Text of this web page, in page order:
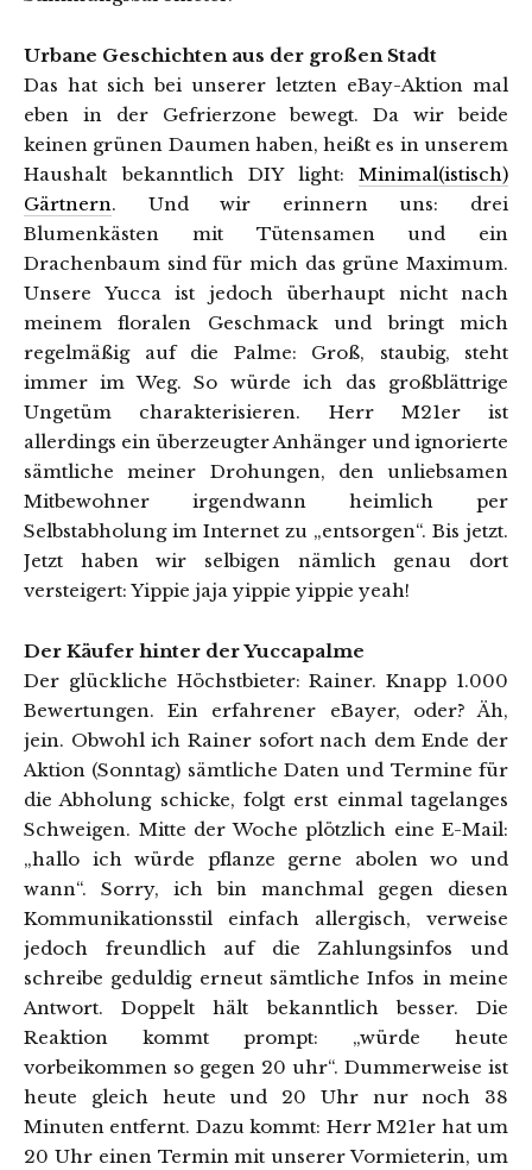
Urbane Geschichten aus der großen Stadt
Das hat sich bei unserer letzten eBay-Aktion mal
eben in der Gefrierzone bewegt. Da wir beide
keinen grünen Daumen haben, heißt es in unserem
Haushalt bekanntlich DIY light: Minimal(istisch)
Gärtnern. Und wir erinnern uns: drei
Blumenkästen mit Tütensamen und ein
Drachenbaum sind für mich das grüne Maximum.
Unsere Yucca ist jedoch überhaupt nicht nach
meinem floralen Geschmack und bringt mich
regelmäßig auf die Palme: Groß, staubig, steht
immer im Weg. So würde ich das großblättrige
Ungetüm charakterisieren. Herr M21er ist
allerdings ein überzeugter Anhänger und ignorierte
sämtliche meiner Drohungen, den unliebsamen
Mitbewohner irgendwann heimlich per
Selbstabholung im Internet zu „entsorgen“. Bis jetzt.
Jetzt haben wir selbigen nämlich genau dort
versteigert: Yippie jaja yippie yippie yeah!
Der Käufer hinter der Yuccapalme
Der glückliche Höchstbieter: Rainer. Knapp 1.000
Bewertungen. Ein erfahrener eBayer, oder? Äh,
jein. Obwohl ich Rainer sofort nach dem Ende der
Aktion (Sonntag) sämtliche Daten und Termine für
die Abholung schicke, folgt erst einmal tagelanges
Schweigen. Mitte der Woche plötzlich eine E-Mail:
„hallo ich würde pflanze gerne abolen wo und
wann“. Sorry, ich bin manchmal gegen diesen
Kommunikationsstil einfach allergisch, verweise
jedoch freundlich auf die Zahlungsinfos und
schreibe geduldig erneut sämtliche Infos in meine
Antwort. Doppelt hält bekanntlich besser. Die
Reaktion kommt prompt: „würde heute
vorbeikommen so gegen 20 uhr“. Dummerweise ist
heute gleich heute und 20 Uhr nur noch 38
Minuten entfernt. Dazu kommt: Herr M21er hat um
20 Uhr einen Termin mit unserer Vormieterin, um